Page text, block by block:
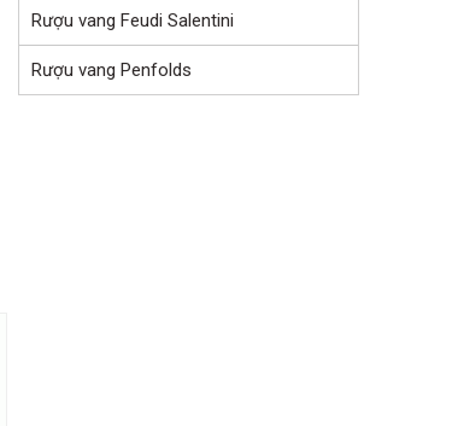
Rượu vang Feudi Salentini
Rượu vang Penfolds